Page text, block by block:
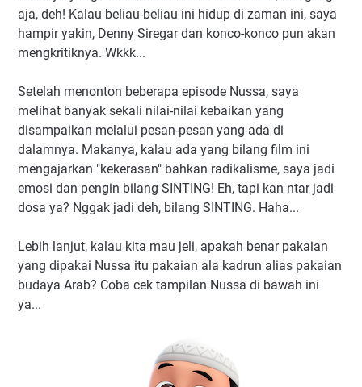
aja, deh! Kalau beliau-beliau ini hidup di zaman ini, saya
hampir yakin, Denny Siregar dan konco-konco pun akan
mengkritiknya. Wkkk...
Setelah menonton beberapa episode Nussa, saya
melihat banyak sekali nilai-nilai kebaikan yang
disampaikan melalui pesan-pesan yang ada di
dalamnya. Makanya, kalau ada yang bilang film ini
mengajarkan "kekerasan" bahkan radikalisme, saya jadi
emosi dan pengin bilang SINTING! Eh, tapi kan ntar jadi
dosa ya? Nggak jadi deh, bilang SINTING. Haha...
Lebih lanjut, kalau kita mau jeli, apakah benar pakaian
yang dipakai Nussa itu pakaian ala kadrun alias pakaian
budaya Arab? Coba cek tampilan Nussa di bawah ini
ya...